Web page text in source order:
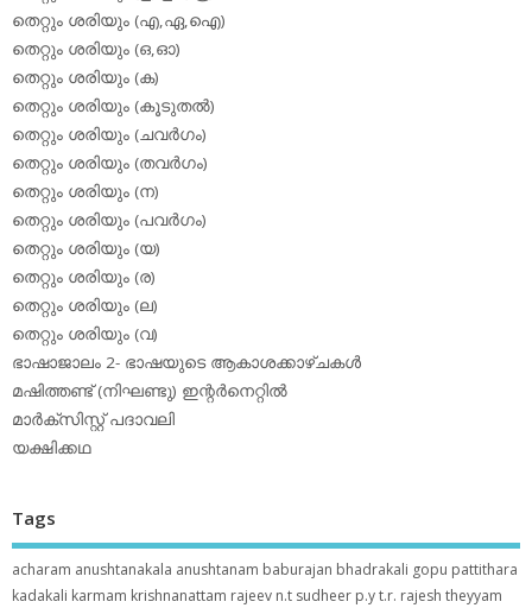
തെറ്റും ശരിയും (എ,ഏ,ഐ)
തെറ്റും ശരിയും (ഒ,ഓ)
തെറ്റും ശരിയും (ക)
തെറ്റും ശരിയും (കൂടുതല്‍)
തെറ്റും ശരിയും (ചവര്‍ഗം)
തെറ്റും ശരിയും (തവര്‍ഗം)
തെറ്റും ശരിയും (ന)
തെറ്റും ശരിയും (പവര്‍ഗം)
തെറ്റും ശരിയും (യ)
തെറ്റും ശരിയും (ര)
തെറ്റും ശരിയും (ല)
തെറ്റും ശരിയും (വ)
ഭാഷാജാലം 2- ഭാഷയുടെ ആകാശക്കാഴ്ചകള്‍
മഷിത്തണ്ട് (നിഘണ്ടു) ഇന്റര്‍നെറ്റില്‍
മാര്‍ക്‌സിസ്റ്റ് പദാവലി
യക്ഷിക്കഥ
Tags
acharam anushtanakala anushtanam baburajan bhadrakali gopu pattithara
kadakali karmam krishnanattam rajeev n.t sudheer p.yt.r. rajesh theyyam